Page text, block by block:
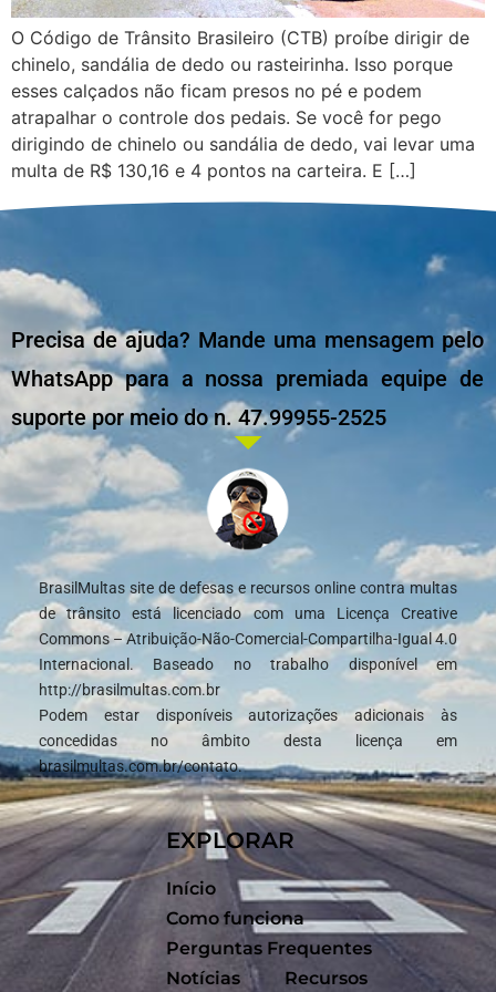
O Código de Trânsito Brasileiro (CTB) proíbe dirigir de
chinelo, sandália de dedo ou rasteirinha. Isso porque
esses calçados não ficam presos no pé e podem
atrapalhar o controle dos pedais. Se você for pego
dirigindo de chinelo ou sandália de dedo, vai levar uma
multa de R$ 130,16 e 4 pontos na carteira. E […]
Precisa de ajuda? Mande uma mensagem pelo
WhatsApp para a nossa premiada equipe de
suporte por meio do n. 47.99955-2525
BrasilMultas site de defesas e recursos online contra multas
de trânsito está licenciado com uma Licença Creative
Commons – Atribuição-Não-Comercial-Compartilha-Igual 4.0
Internacional. Baseado no trabalho disponível em
http://brasilmultas.com.br
Podem estar disponíveis autorizações adicionais às
concedidas no âmbito desta licença em
brasilmultas.com.br/contato.
EXPLORAR
Início
Como funciona
Perguntas Frequentes
Notícias
Recursos